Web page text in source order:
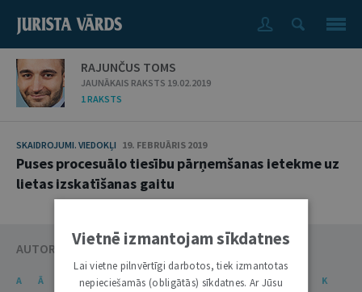
RAJUNČUS TOMS
JAUNĀKAIS RAKSTS 19.02.2019
1 RAKSTS
SKAIDROJUMI. VIEDOKĻI 19. FEBRUĀRIS 2019
Puses procesuālo tiesību pārņemšanas ietekme uz
lietas izskatīšanas gaitu
AUTORU KATALOGS
A Ā C Č D E Ē F G Ģ H I
K
Vietnē izmantojam sīkdatnes
Lai vietne pilnvērtīgi darbotos, tiek izmantotas
nepieciešamās (obligātās) sīkdatnes. Ar Jūsu